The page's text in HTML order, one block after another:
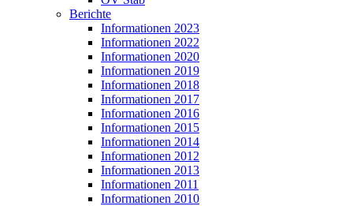
Berichte
Informationen 2023
Informationen 2022
Informationen 2020
Informationen 2019
Informationen 2018
Informationen 2017
Informationen 2016
Informationen 2015
Informationen 2014
Informationen 2012
Informationen 2013
Informationen 2011
Informationen 2010